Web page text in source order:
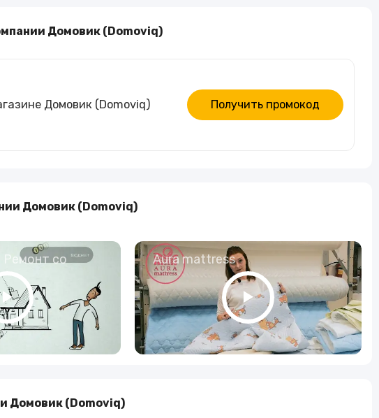
Домовик (Domoviq)
Домовик (Domoviq) Получить промокод
Домовик (Domoviq)
Ремонт со
Aura mattress
Домовик (Domoviq)